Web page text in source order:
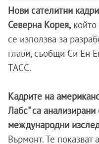
Нови сателитни
Северна Корея,
се използва за
глави, съобщи Си Ен
ТАСС.
Кадрите на
Лабс" са анализирани
международни
Върмонт. Те показват